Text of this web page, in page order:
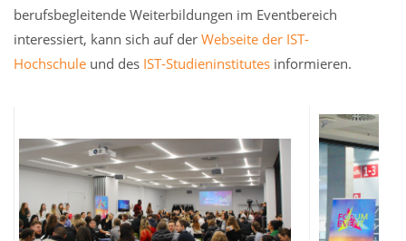
berufsbegleitende Weiterbildungen im Eventbereich
interessiert, kann sich auf der Webseite der IST-
Hochschule und des IST-Studieninstitutes informieren.